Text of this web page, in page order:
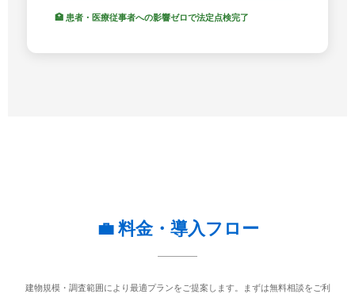
🏥 患者・医療従事者への影響ゼロで法定点検完了
💼 料金・導入フロー
建物規模・調査範囲により最適プランをご提案します。まずは無料相談をご利